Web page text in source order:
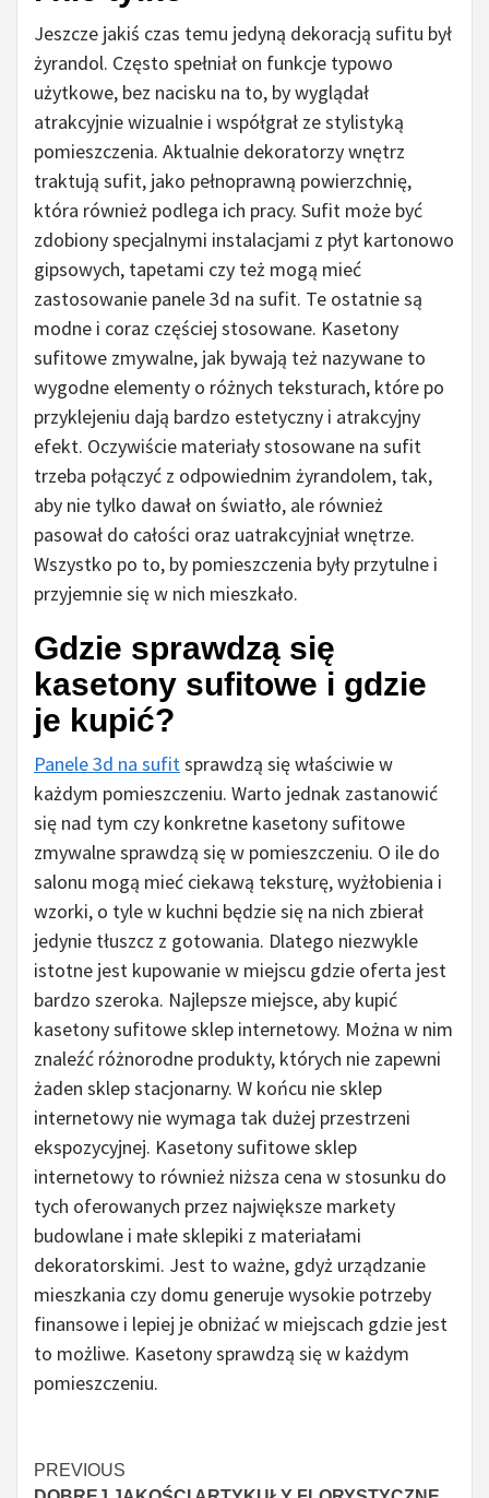
Jeszcze jakiś czas temu jedyną dekoracją sufitu był
żyrandol. Często spełniał on funkcje typowo
użytkowe, bez nacisku na to, by wyglądał
atrakcyjnie wizualnie i współgrał ze stylistyką
pomieszczenia. Aktualnie dekoratorzy wnętrz
traktują sufit, jako pełnoprawną powierzchnię,
która również podlega ich pracy. Sufit może być
zdobiony specjalnymi instalacjami z płyt kartonowo
gipsowych, tapetami czy też mogą mieć
zastosowanie panele 3d na sufit. Te ostatnie są
modne i coraz częściej stosowane. Kasetony
sufitowe zmywalne, jak bywają też nazywane to
wygodne elementy o różnych teksturach, które po
przyklejeniu dają bardzo estetyczny i atrakcyjny
efekt. Oczywiście materiały stosowane na sufit
trzeba połączyć z odpowiednim żyrandolem, tak,
aby nie tylko dawał on światło, ale również
pasował do całości oraz uatrakcyjniał wnętrze.
Wszystko po to, by pomieszczenia były przytulne i
przyjemnie się w nich mieszkało.
Gdzie sprawdzą się
kasetony sufitowe i gdzie
je kupić?
Panele 3d na sufitsprawdzą się właściwie w
każdym pomieszczeniu. Warto jednak zastanowić
się nad tym czy konkretne kasetony sufitowe
zmywalne sprawdzą się w pomieszczeniu. O ile do
salonu mogą mieć ciekawą teksturę, wyżłobienia i
wzorki, o tyle w kuchni będzie się na nich zbierał
jedynie tłuszcz z gotowania. Dlatego niezwykle
istotne jest kupowanie w miejscu gdzie oferta jest
bardzo szeroka. Najlepsze miejsce, aby kupić
kasetony sufitowe sklep internetowy. Można w nim
znaleźć różnorodne produkty, których nie zapewni
żaden sklep stacjonarny. W końcu nie sklep
internetowy nie wymaga tak dużej przestrzeni
ekspozycyjnej. Kasetony sufitowe sklep
internetowy to również niższa cena w stosunku do
tych oferowanych przez największe markety
budowlane i małe sklepiki z materiałami
dekoratorskimi. Jest to ważne, gdyż urządzanie
mieszkania czy domu generuje wysokie potrzeby
finansowe i lepiej je obniżać w miejscach gdzie jest
to możliwe. Kasetony sprawdzą się w każdym
pomieszczeniu.
Continue
PREVIOUS